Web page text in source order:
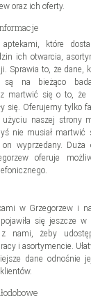
oraz ich oferty.
które
ich otwarcia,
Sprawia to, że dane,
są na bieżąco
martwić się o to, że
się. Oferujemy tylko
naszej strony
nie musiał martwić
wyprzedany. Duża
oferuje
w Grzegorzew i
się jeszcze w
nami, żeby
i asortymencie.
dane odnośnie